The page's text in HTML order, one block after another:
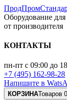
Оборудование
от производителя
КОНТАКТЫ
пн-пт с 09:00 до
+7 (495) 162-98-28
Напишите в
КОРЗИНАТоваров